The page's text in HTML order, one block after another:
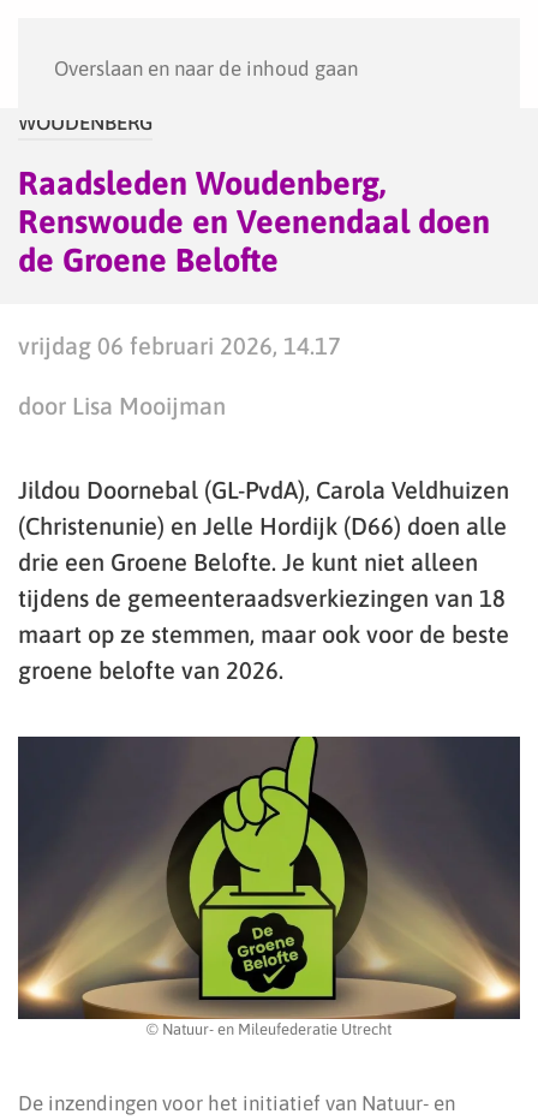
Overslaan en naar de inhoud gaan
WOUDENBERG
Raadsleden Woudenberg,
Renswoude en Veenendaal doen
de Groene Belofte
vrijdag 06 februari 2026, 14.17
door Lisa Mooijman
Jildou Doornebal (GL-PvdA), Carola Veldhuizen
(Christenunie) en Jelle Hordijk (D66) doen alle
drie een Groene Belofte. Je kunt niet alleen
tijdens de gemeenteraadsverkiezingen van 18
maart op ze stemmen, maar ook voor de beste
groene belofte van 2026.
© Natuur- en Mileufederatie Utrecht
De inzendingen voor het initiatief van Natuur- en